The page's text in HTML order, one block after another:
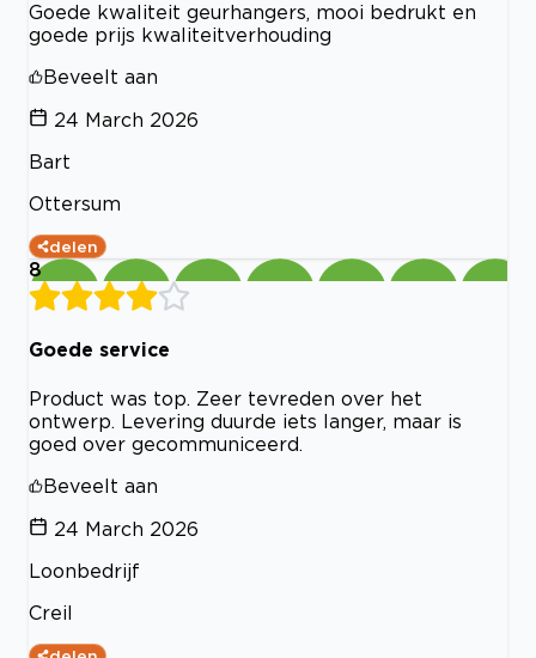
Goede kwaliteit geurhangers, mooi bedrukt en
goede prijs kwaliteitverhouding
Beveelt aan
24 March 2026
Bart
Ottersum
delen
8
Goede service
Product was top. Zeer tevreden over het
ontwerp. Levering duurde iets langer, maar is
goed over gecommuniceerd.
Beveelt aan
24 March 2026
Loonbedrijf
Creil